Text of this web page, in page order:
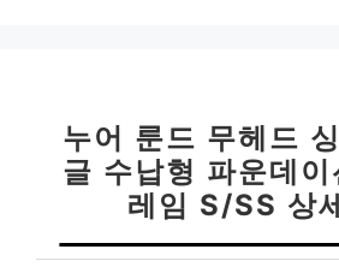
누어 룬드 무헤드
글 수납형 파운데
레임 S/SS 상